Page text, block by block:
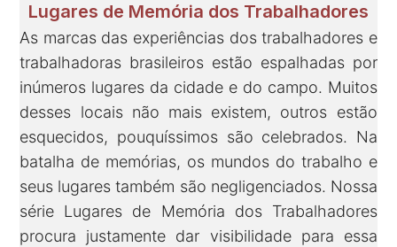
Lugares de Memória dos Trabalhadores
As marcas das experiências dos trabalhadores e
trabalhadoras brasileiros estão espalhadas por
inúmeros lugares da cidade e do campo. Muitos
desses locais não mais existem, outros estão
esquecidos, pouquíssimos são celebrados. Na
batalha de memórias, os mundos do trabalho e
seus lugares também são negligenciados. Nossa
série Lugares de Memória dos Trabalhadores
procura justamente dar visibilidade para essa